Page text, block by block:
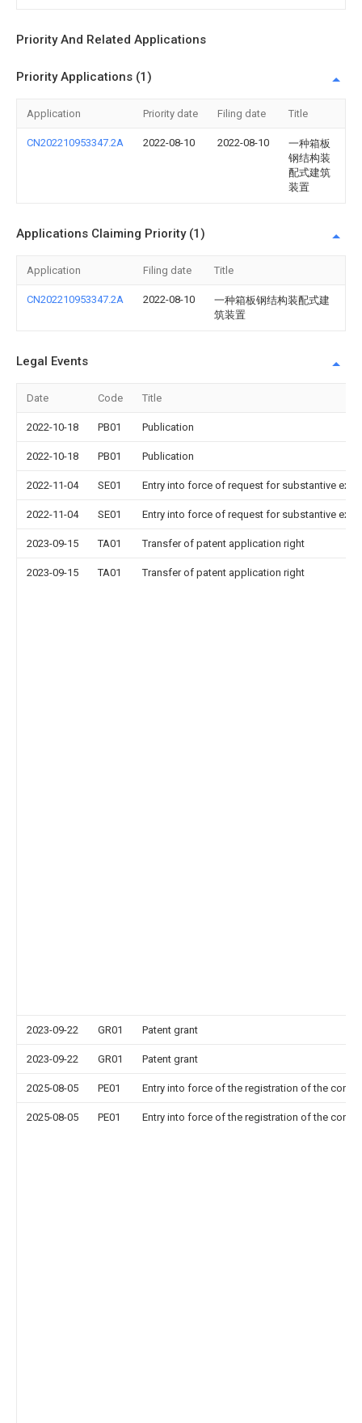
Priority And Related Applications
Priority Applications (1)
Application Priority date Filing date Title
CN202210953347.2A 2022-08-10 2022-08-10
一种箱板
钢结构装
配式建筑
装置
Applications Claiming Priority (1)
Application Filing date Title
CN202210953347.2A 2022-08-10
一种箱板钢结构装配式建
筑装置
Legal Events
Date Code Title
2022-10-18 PB01 Publication
2022-10-18 PB01 Publication
2022-11-04 SE01 Entry into force of request for substantive
2022-11-04 SE01 Entry into force of request for substantive
2023-09-15 TA01 Transfer of patent application right
2023-09-15 TA01 Transfer of patent application right
2023-09-22 GR01 Patent grant
2023-09-22 GR01 Patent grant
2025-08-05 PE01 Entry into force of the registration of the
2025-08-05 PE01 Entry into force of the registration of the